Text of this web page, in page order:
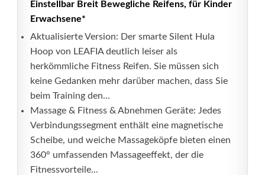
Einstellbar Breit Bewegliche Reifens, für Kinder
Erwachsene*
Aktualisierte Version: Der smarte Silent Hula
Hoop von LEAFIA deutlich leiser als
herkömmliche Fitness Reifen. Sie müssen sich
keine Gedanken mehr darüber machen, dass Sie
beim Training den...
Massage & Fitness & Abnehmen Geräte: Jedes
Verbindungssegment enthält eine magnetische
Scheibe, und weiche Massageköpfe bieten einen
360° umfassenden Massageeffekt, der die
Fitnessvorteile...